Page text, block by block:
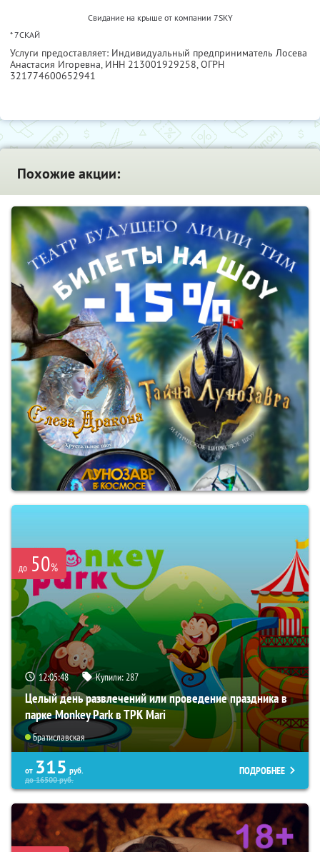
Свидание на крыше от компании 7SKY
* 7СКАЙ
Услуги предоставляет: Индивидуальный предприниматель Лосева
Анастасия Игоревна, ИНН 213001929258, ОГРН
321774600652941
Похожие акции:
до 50%
12:05:47 Купили:287
Целый день развлечений или проведение праздника в
парке Monkey Park в ТРК Mari
Братиславская
от 315 руб.
до16500руб.
ПОДРОБНЕЕ